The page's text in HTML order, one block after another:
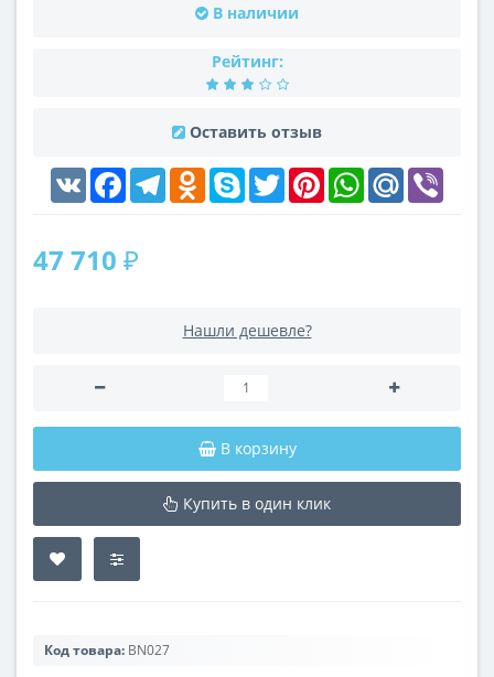
В наличии
Рейтинг:
Оставить отзыв
VK FacebookTelegramOdnoklassniki
Skype Twitter PinterestWhatsAppMail.Ru
47 710 ₽
Нашли дешевле?
В корзину
Купить в один клик
Код товара: BN027